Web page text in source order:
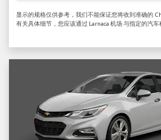
显示的规格仅供参考，我们不能保证您将收到准确的
有关具体细节，您应该通过 Larnaca 机场 与指定的汽车